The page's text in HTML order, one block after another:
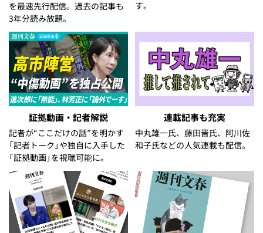
を最速先行配信。過去の記事も
3年分読み放題。
す。
証拠動画・記者解説
記者が“ここだけの話”を明かす
「記者トーク」や独自に入手した
「証拠動画」を視聴可能に。
連載記事も充実
中丸雄一氏、藤田晋氏、阿川佐
和子氏などの人気連載も配信。